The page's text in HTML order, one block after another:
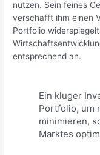
nutzen. Sein feines
verschafft ihm einen
Portfolio
entsprechend an.
Ein kluger
Portfolio, um
minimieren,
Marktes